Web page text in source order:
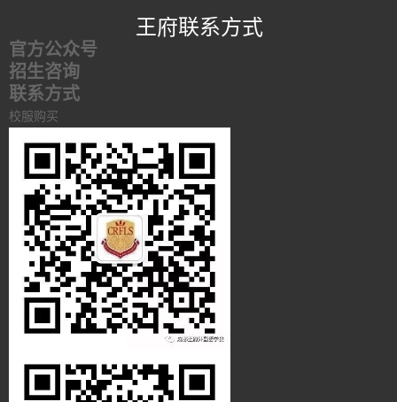
王府联系方式
官方公众号
招生咨询
联系方式
校服购买